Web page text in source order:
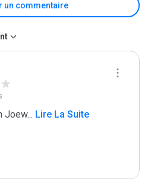
un commentaire
Joew... Lire La Suite